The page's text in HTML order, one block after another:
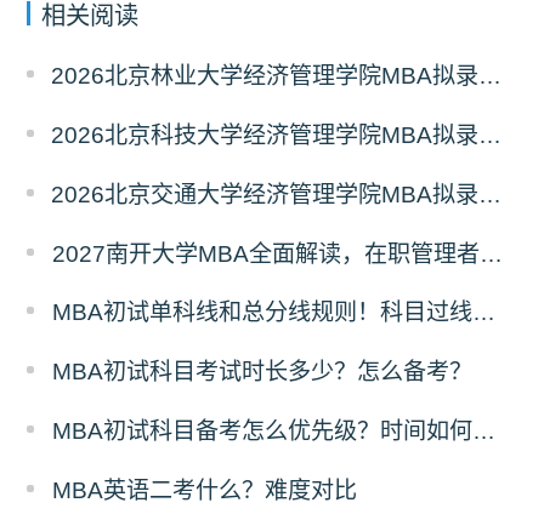
相关阅读
2026北京林业大学经济管理学院MBA拟录取分析解读
2026北京科技大学经济管理学院MBA拟录取分析解读
2026北京交通大学经济管理学院MBA拟录取分析解读
2027南开大学MBA全面解读，在职管理者择校优选
MBA初试单科线和总分线规则！科目过线标准
MBA初试科目考试时长多少？怎么备考？
MBA初试科目备考怎么优先级？时间如何分配？
MBA英语二考什么？难度对比